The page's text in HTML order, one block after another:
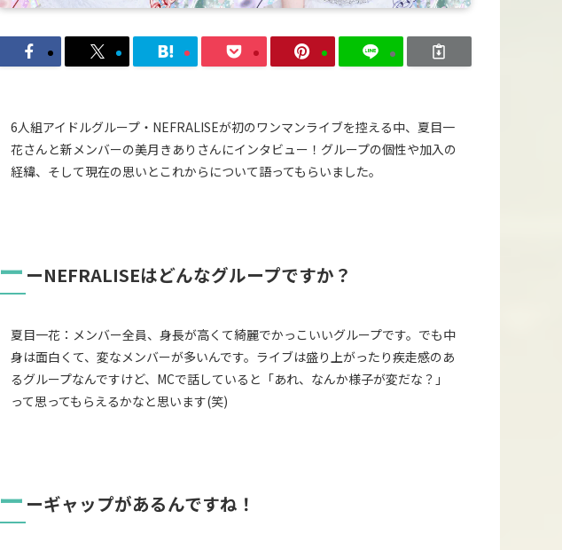
6人組アイドルグループ・NEFRALISEが初のワンマンライブを控える中、夏目一
花さんと新メンバーの美月きありさんにインタビュー！グループの個性や加入の
経緯、そして現在の思いとこれからについて語ってもらいました。
ー ーNEFRALISEはどんなグループですか？
夏目一花：メンバー全員、身長が高くて綺麗でかっこいいグループです。でも中
身は面白くて、変なメンバーが多いんです。ライブは盛り上がったり疾走感のあ
るグループなんですけど、MCで話していると「あれ、なんか様子が変だな？」
って思ってもらえるかなと思います(笑)
ー ーギャップがあるんですね！